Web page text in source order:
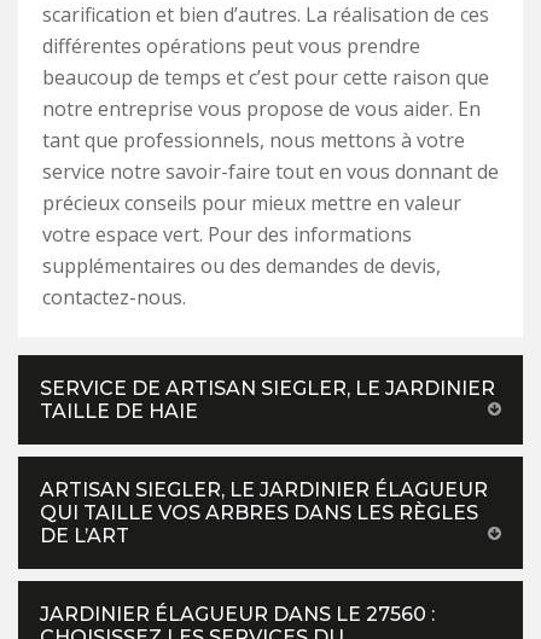
scarification et bien d’autres. La réalisation de ces
différentes opérations peut vous prendre
beaucoup de temps et c’est pour cette raison que
notre entreprise vous propose de vous aider. En
tant que professionnels, nous mettons à votre
service notre savoir-faire tout en vous donnant de
précieux conseils pour mieux mettre en valeur
votre espace vert. Pour des informations
supplémentaires ou des demandes de devis,
contactez-nous.
SERVICE DE ARTISAN SIEGLER, LE JARDINIER
TAILLE DE HAIE
ARTISAN SIEGLER, LE JARDINIER ÉLAGUEUR
QUI TAILLE VOS ARBRES DANS LES RÈGLES
DE L’ART
JARDINIER ÉLAGUEUR DANS LE 27560 :